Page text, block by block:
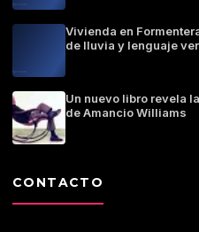
Vivienda en
de lluvia y lenguaje
Un nuevo libro revela
de Amancio Williams
CONTACTO